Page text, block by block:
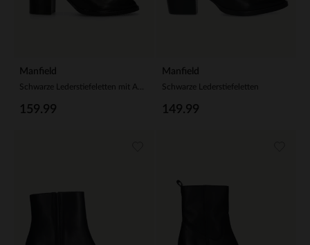
Manfield
159.99
Manfield
Schwarze Lederstiefeletten
149.99